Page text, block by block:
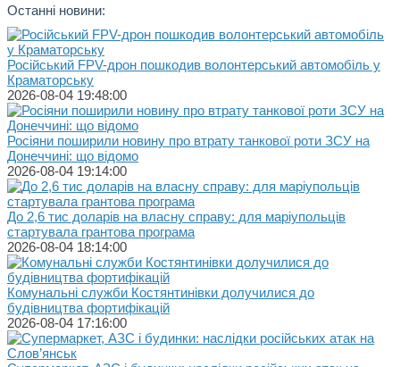
Останні новини:
Російський FPV-дрон пошкодив волонтерський автомобіль у
Краматорську
2026-08-04 19:48:00
Росіяни поширили новину про втрату танкової роти ЗСУ на
Донеччині: що відомо
2026-08-04 19:14:00
До 2,6 тис доларів на власну справу: для маріупольців
стартувала грантова програма
2026-08-04 18:14:00
Комунальні служби Костянтинівки долучилися до
будівництва фортифікацій
2026-08-04 17:16:00